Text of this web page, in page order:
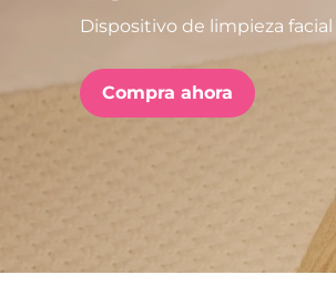
Dispositivo de limpieza facial
Compra ahora
issa™ Teeth Whitening Set
FAQ™ Dual LED Panel
POPULAR